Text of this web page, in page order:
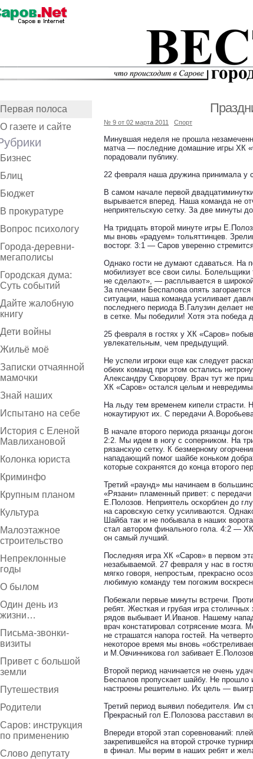
Первая полоса
О газете и сайте
Бизнес
Блиц
Бюджет
В прокуратуре
Вопрос психологу
Города-деревни-
мегаполисы
Городская дума:
Суть событий
Дайте жалобную
книгу
Дети войны
Жильё моё
Записки отчаянной
мамочки
Знай наших
Испытано на себе
История с Еленой
Мавлихановой
Колонка юриста
Криминфо
Крупным планом
Культура
Малоэтажное
строительство
Непреклонные
годы
О былом
Один день из
жизни…
Письма-звонки-
визиты
Привет с большой
земли
Путешествия
Родители
Саров: инструкция
по применению
Слово депутату
№ 9 от 02 марта 2011 Спорт
Минувшая неделя не прошла
матча — последние домашние игры ХК
порадовали публику.
22 февраля наша дружина принимала у
В самом начале первой
вырывается вперед. Наша команда не
неприятельскую сетку. За две минуты
На тридцать второй минуте игры
мы вновь «радуем» тольяттинцев.
восторг. 3:1 — Саров уверенно
Однако гости не думают сдаваться. На
мобилизует все свои силы.
не сделают», — расплывается в
За плечами Беспалова опять
ситуации, наша команда усиливает
последнего периода В.Галузин делает
в сетке. Мы победили! Хотя эта победа
25 февраля в гостях у ХК «Саров»
увлекательным, чем предыдущий.
Не успели игроки еще как следует
обеих команд при этом остались
Александру Скворцову. Врач тут же
ХК «Саров» остался целым и
На льду тем временем кипели страсти.
нокаутируют их. С передачи
В начале второго периода рязанцы
2:2. Мы идем в ногу с соперником. На
рязанскую сетку. К безмерному
нападающий помог шайбе коньком
которые сохранятся до конца второго
Третий «раунд» мы начинаем в
«Рязани» пламенный привет: с
Е.Полозов. Неприятель оскорблен до
на саровскую сетку усиливаются.
Шайба так и не побывала в наших
стал автором финального гола. 4:2 —
он самый лучший.
Последняя игра ХК «Саров» в первом
незабываемой. 27 февраля у нас в
мягко говоря, непростым, прекрасно
любимую команду тем погожим
Побежали первые минуты встречи.
ребят. Жесткая и грубая игра
рядов выбывает И.Иванов. Нашему
врач констатировал сотрясение
не страшатся напора гостей. На
некоторое время мы вновь
и М.Овчинникова гол забивает
Второй период начинается не очень
Беспалов пропускает шайбу. Не прошло
настроены решительно. Их цель —
Третий период выявил победителя. Им
Прекрасный гол Е.Полозова расставил
Впереди второй этап соревнований:
закрепившейся на второй строчке
в финал. Мы верим в наших ребят и